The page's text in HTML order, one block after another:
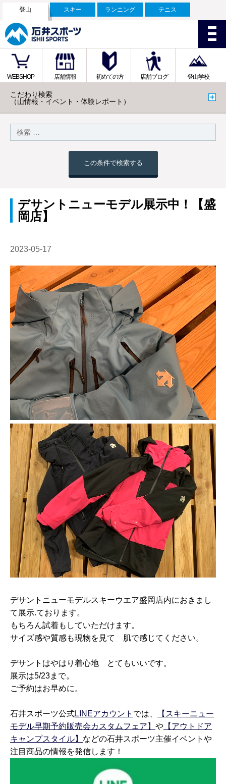
登山 スキー ランニング テニス
WEBSHOP 店舗情報 初めての方 店舗ブログ 登山学校
こだわり検索
（山情報・イベント・体験レポート）
この条件で検索する
デサントニューモデル展示中！【盛
岡店】
2023-05-17
デサントニューモデルスキーウエア盛岡店内におきまし
て展示.ております。
もちろん試着もしていただけます。
サイズ感や質感も現物を見て 肌で感じてください。
デサントはやはり着心地 とてもいいです。
展示は5/23まで。
ご予約はお早めに。
石井スポーツ公式LINEアカウント では、
【スキーニュー
モデル早期予約販売会カスタムフェア】 や 【アウトドア
キャンプスタイル】 などの石井スポーツ主催イベントや
注目商品の情報を発信します！